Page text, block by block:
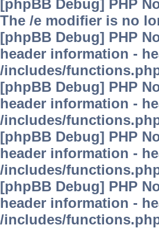
[phpBB Debug] PHP
The /e modifier is no
[phpBB Debug] PHP
header information -
/includes/
[phpBB Debug] PHP
header information -
/includes/
[phpBB Debug] PHP
header information -
/includes/
[phpBB Debug] PHP
header information -
/includes/